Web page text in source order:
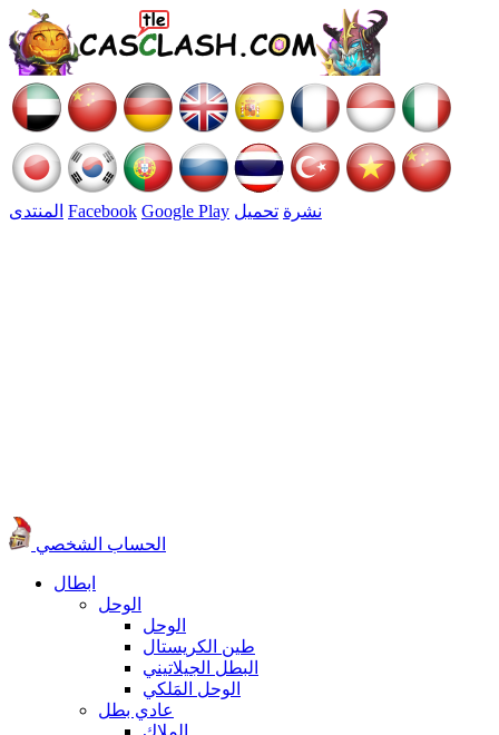
المنتدى Facebook Google Play نشرة تحميل
الحساب الشخصي
ابطال
الوحل
الوحل
طين الكريستال
البطل الجيلاتيني
الوحل المَلكي
عادي بطل